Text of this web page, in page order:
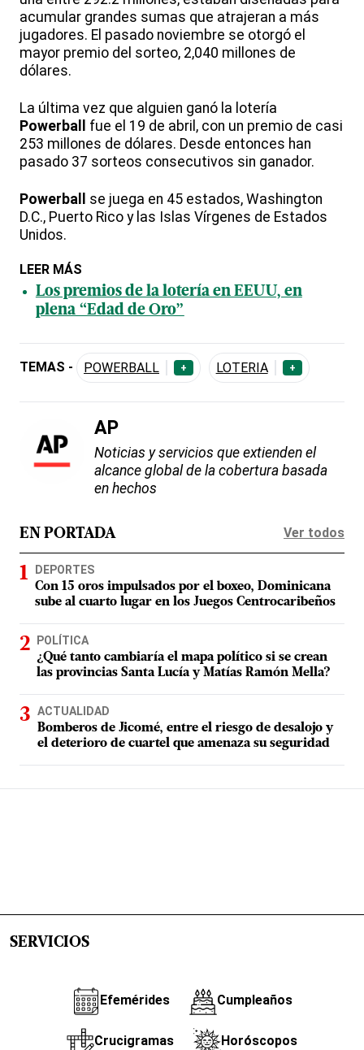
acumular grandes sumas que atrajeran a más
jugadores. El pasado noviembre se otorgó el
mayor premio del sorteo, 2,040 millones de
dólares.
La última vez que alguien ganó la lotería
Powerball
fue el 19 de abril, con un premio de casi
253 millones de dólares. Desde entonces han
pasado 37 sorteos consecutivos sin ganador.
Powerball
se juega en 45 estados, Washington
D.C., Puerto Rico y las Islas Vírgenes de Estados
Unidos.
LEER MÁS
Los premios de la lotería en EEUU, en
plena “Edad de Oro”
TEMAS - POWERBALL + LOTERIA +
AP
Noticias y servicios que extienden el
alcance global de la cobertura basada
en hechos
EN PORTADA Ver todos
DEPORTES
Con 15 oros impulsados por el boxeo, Dominicana
sube al cuarto lugar en los Juegos Centrocaribeños
POLÍTICA
¿Qué tanto cambiaría el mapa político si se crean
las provincias Santa Lucía y Matías Ramón Mella?
ACTUALIDAD
Bomberos de Jicomé, entre el riesgo de desalojo y
el deterioro de cuartel que amenaza su seguridad
SERVICIOS
Efemérides Cumpleaños
Crucigramas Horóscopos